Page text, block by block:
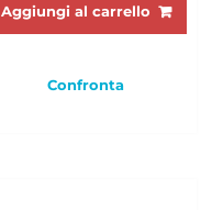
Aggiungi al carrello
Confronta